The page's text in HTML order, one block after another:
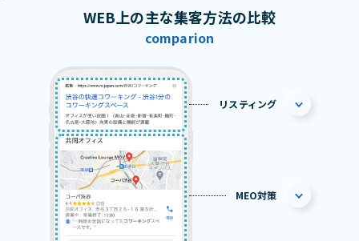
WEB上の主な集客方法の比較
comparion
リスティング
MEO対策